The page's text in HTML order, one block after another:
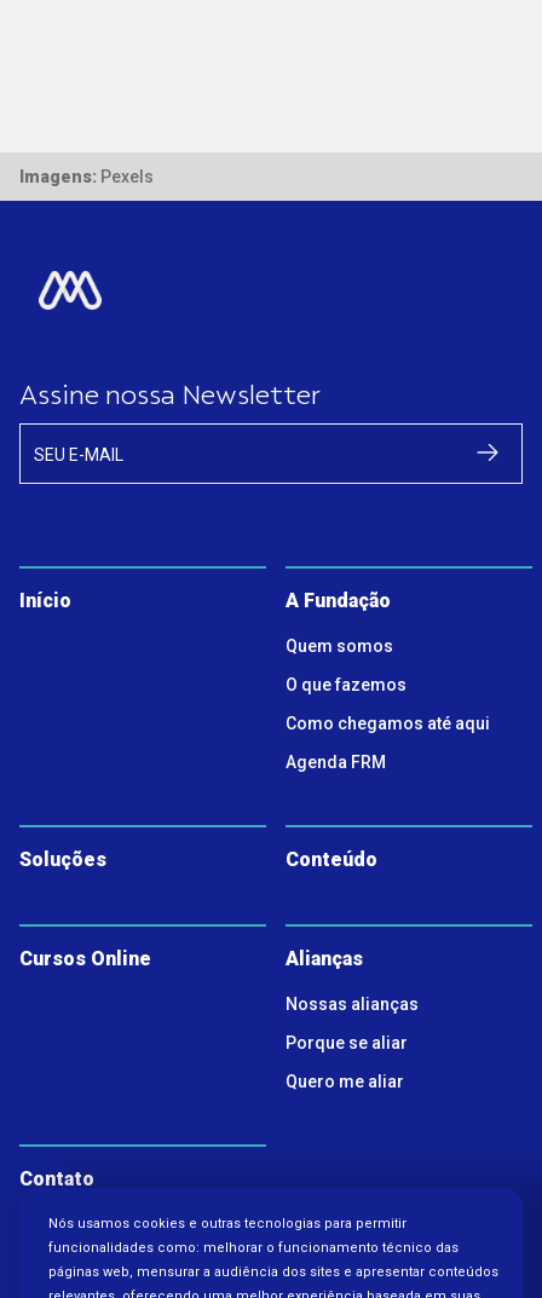
Imagens: Pexels
Assine nossa Newsletter
SEU E-MAIL
Início A Fundação
Quem somos
O que fazemos
Como chegamos até aqui
Agenda FRM
Soluções Conteúdo
Cursos Online Alianças
Nossas alianças
Porque se aliar
Quero me aliar
Contato
Política de Privacidade
Nós usamos cookies e outras tecnologias para permitir
funcionalidades como: melhorar o funcionamento técnico das
páginas web, mensurar a audiência dos sites e apresentar conteúdos